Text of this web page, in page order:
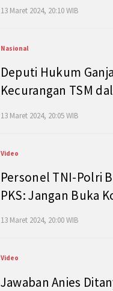
13 Maret 2024, 20:10 WIB
Nasional
Deputi Hukum
Kecurangan TSM
13 Maret 2024, 20:05 WIB
Video
Personel TNI-Polri
PKS: Jangan Buka
13 Maret 2024, 20:00 WIB
Video
Jawaban Anies